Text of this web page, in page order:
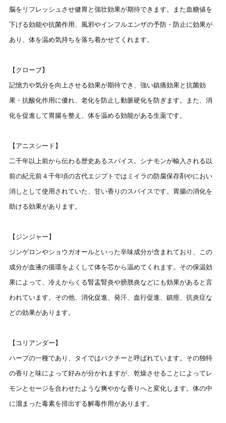
脳をリフレッシュさせ健胃と強壮効果が期待できます。また血糖値を
下げる効能や抗菌作用、風邪やインフルエンザの予防・防止に効果が
あり、体を温め気持ちを落ち着かせてくれます。
【クローブ】
記憶力や気分を向上させる効果が期待でき、強い鎮痛効果と抗菌効
果・抗酸化作用に優れ、老化を防止し動脈硬化を防ぎます。また、消
化を促進して胃腸を整え、体を温める効能がある生薬です。
【アニスシード】
二千年以上前から伝わる歴史あるスパイス。シナモンが輸入される以
前の紀元前４千年頃の古代エジプトではミイラの防腐保存剤やにおい
消しとして使用されていた、甘い香りのスパイスです。胃腸の消化を
助ける効果があります。
【ジンジャー】
ジンゲロンやショウガオールといった辛味成分が含まれており、この
成分が血液の循環をよくして体を芯から温めてくれます。その保温効
果によって、冷えからくる腎盂腎炎や膀胱炎などにも効果があると言
われています。その他、消化促進、発汗、血行促進、鎮痙、抗炎症な
どの効果があります。
【コリアンダー】
ハーブの一種であり、タイではパクチーと呼ばれています。その独特
の香りと味によって好みが分かれますが、乾燥させることによってレ
モンとセージを合わせたような爽やかな香りへと変化します。体の中
に溜まった毒素を排出する解毒作用があります。